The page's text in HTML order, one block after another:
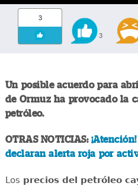
3
3
Un posible acuerdo para
de Ormuz ha provocado la
petróleo.
OTRAS NOTICIAS:
declaran alerta roja por
Los precios del petróleo